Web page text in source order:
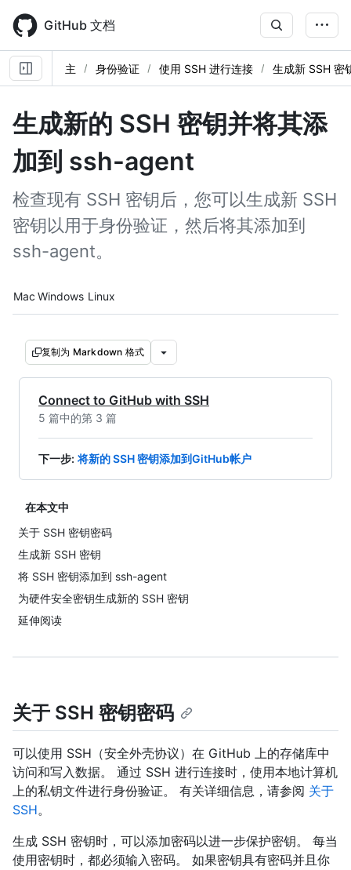
main
content
GitHub 文档
主 身份验证 使用 SSH 进行连接 生成新 SSH 密
生成新的 SSH 密钥并将其添
加到 ssh-agent
检查现有 SSH 密钥后，您可以生成新 SSH
密钥以用于身份验证，然后将其添加到
ssh-agent。
Platform navigation
Mac Windows Linux
复制为 Markdown 格式
Connect to GitHub with SSH
5 篇中的第 3 篇
下一步: 将新的 SSH 密钥添加到GitHub帐户
在本文中
关于 SSH 密钥密码
生成新 SSH 密钥
将 SSH 密钥添加到 ssh-agent
为硬件安全密钥生成新的 SSH 密钥
延伸阅读
关于 SSH 密钥密码
可以使用 SSH（安全外壳协议）在 GitHub 上的存储库中
访问和写入数据。 通过 SSH 进行连接时，使用本地计算机
上的私钥文件进行身份验证。 有关详细信息，请参阅 关于
SSH。
生成 SSH 密钥时，可以添加密码以进一步保护密钥。 每当
使用密钥时，都必须输入密码。 如果密钥具有密码并且你